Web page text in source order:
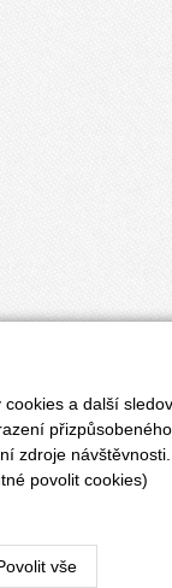
a další
zdroje návštěvnosti.
povolit cookies)
vše